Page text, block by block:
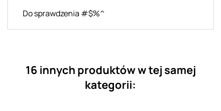
Do sprawdzenia #$%^
16 innych produktów w tej samej
kategorii: